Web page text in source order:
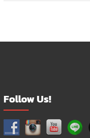
Follow Us!